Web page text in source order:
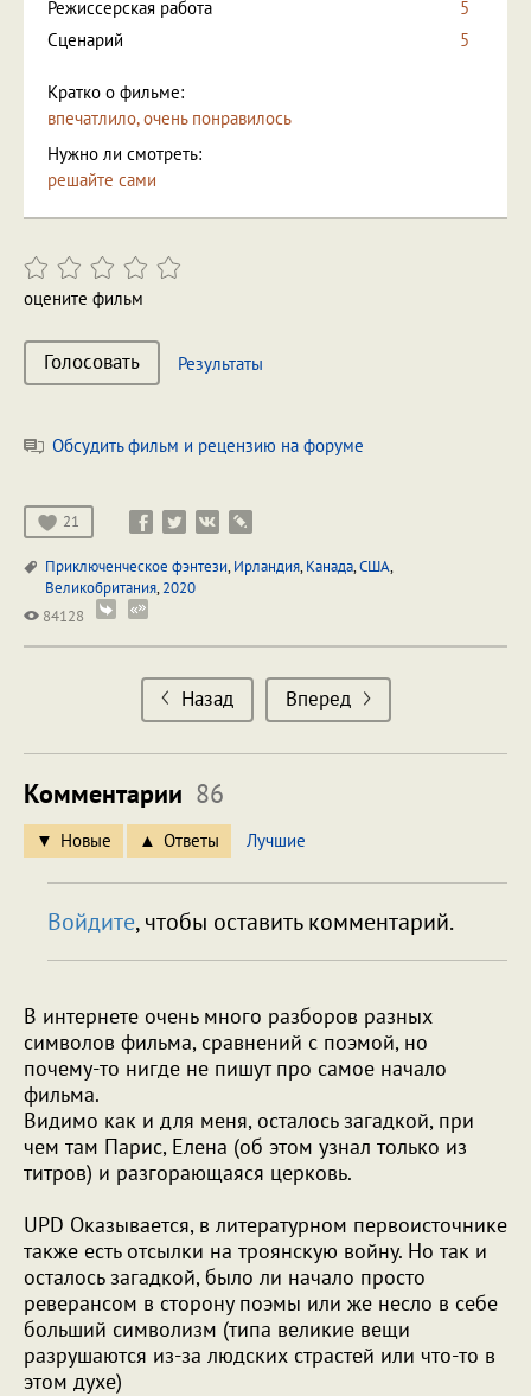
Режиссерская работа
5
Сценарий
5
Кратко о фильме:
впечатлило, очень понравилось
Нужно ли смотреть:
решайте сами
оцените фильм
Голосовать Результаты
Обсудить фильм и рецензию на форуме
21
Приключенческое фэнтези,Ирландия,Канада,США,
Великобритания,2020
84128
Назад Вперед
Комментарии 86
Новые Ответы Лучшие
Войдите, чтобы оставить комментарий.
В интернете очень много разборов разных
символов фильма, сравнений с поэмой, но
почему-то нигде не пишут про самое начало
фильма.
Видимо как и для меня, осталось загадкой, при
чем там Парис, Елена (об этом узнал только из
титров) и разгорающаяся церковь.
UPD Оказывается, в литературном первоисточнике
также есть отсылки на троянскую войну. Но так и
осталось загадкой, было ли начало просто
реверансом в сторону поэмы или же несло в себе
больший символизм (типа великие вещи
разрушаются из-за людских страстей или что-то в
этом духе)